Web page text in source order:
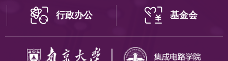
行政办公 基金会